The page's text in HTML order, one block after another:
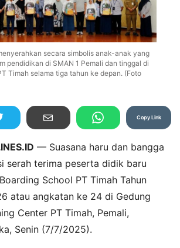
secara simbolis anak-anak yang
pendidikan di SMAN 1 Pemali dan tinggal di
Timah selama tiga tahun ke depan. (Foto
Copy Link
— Suasana haru dan bangga
serah terima peserta didik baru
School PT Timah Tahun
atau angkatan ke 24 di Gedung
Center PT Timah, Pemali,
Senin (7/7/2025).